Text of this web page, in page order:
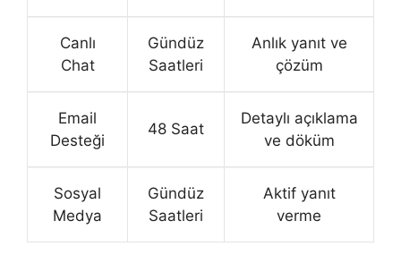
Canlı
Chat
Gündüz
Saatleri
Anlık yanıt ve
çözüm
Email
Desteği
48 Saat
Detaylı açıklama
ve döküm
Sosyal
Medya
Gündüz
Saatleri
Aktif yanıt
verme